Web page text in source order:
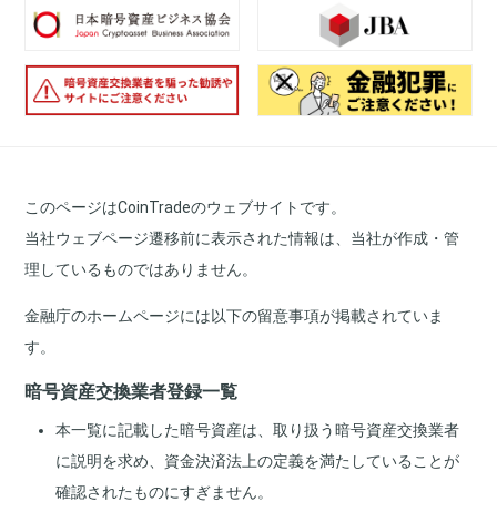
このページはCoinTradeのウェブサイトです。
当社ウェブページ遷移前に表示された情報は、当社が作成・管
理しているものではありません。
金融庁のホームページには以下の留意事項が掲載されていま
す。
暗号資産交換業者登録一覧
本一覧に記載した暗号資産は、取り扱う暗号資産交換業者
に説明を求め、資金決済法上の定義を満たしていることが
確認されたものにすぎません。